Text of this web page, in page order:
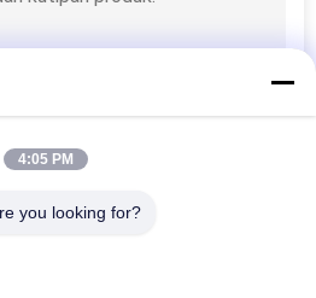
4:05 PM
you looking for?